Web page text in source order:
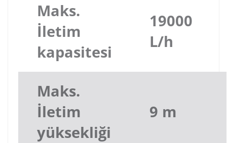
Maks.
İletim
kapasitesi
19000
L/h
Maks.
İletim
yüksekliği
9 m